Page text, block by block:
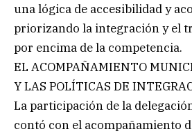
una lógica de accesibilidad y
priorizando la integración y el
por encima de la competencia.
EL ACOMPAÑAMIENTO
Y LAS POLÍTICAS DE
La participación de la
contó con el acompañamiento